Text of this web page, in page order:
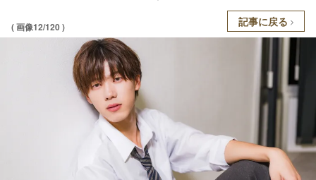
( 画像12/120 ) 記事に戻る